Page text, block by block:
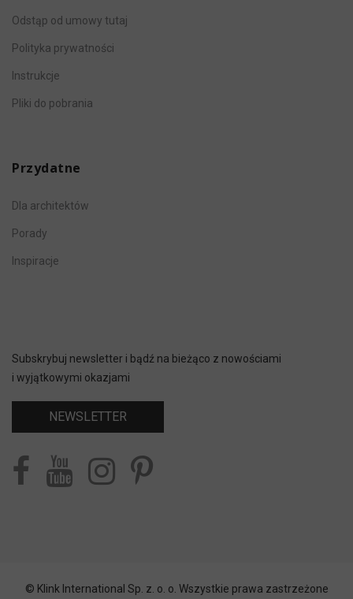
Odstąp od umowy tutaj
Polityka prywatności
Instrukcje
Pliki do pobrania
Przydatne
Dla architektów
Porady
Inspiracje
Subskrybuj newsletter i bądź na bieżąco z nowościami
i wyjątkowymi okazjami
NEWSLETTER
© Klink International Sp. z. o. o. Wszystkie prawa zastrzeżone